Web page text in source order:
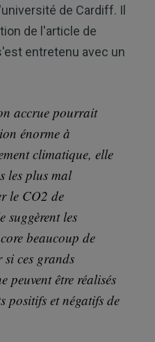
de Cardiff. Il
de l'article de
entretenu avec un
accrue pourrait
énorme à
climatique, elle
les plus mal
le CO2 de
suggèrent les
beaucoup de
ces grands
peuvent être réalisés
positifs et négatifs de